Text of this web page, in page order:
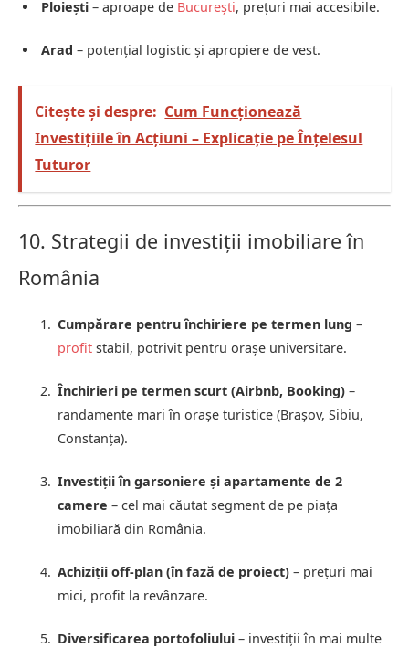
Ploiești – aproape de București, prețuri mai accesibile.
Arad – potențial logistic și apropiere de vest.
Citește și despre: Cum Funcționează
Investițiile în Acțiuni – Explicație pe Înțelesul
Tuturor
10. Strategii de investiții imobiliare în
România
Cumpărare pentru închiriere pe termen lung –
profit stabil, potrivit pentru orașe universitare.
Închirieri pe termen scurt (Airbnb, Booking) –
randamente mari în orașe turistice (Brașov, Sibiu,
Constanța).
Investiții în garsoniere și apartamente de 2
camere – cel mai căutat segment de pe piața
imobiliară din România.
Achiziții off-plan (în fază de proiect) – prețuri mai
mici, profit la revânzare.
Diversificarea portofoliului – investiții în mai multe